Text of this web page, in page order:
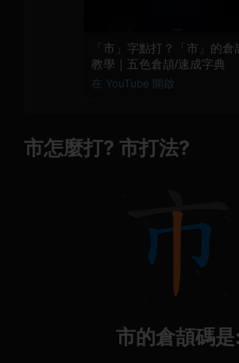
「市」字點打？「市」的倉
教學｜五色倉頡/速成字典
在 YouTube 開啟
市怎麼打? 市打法?
市的倉頡碼是: